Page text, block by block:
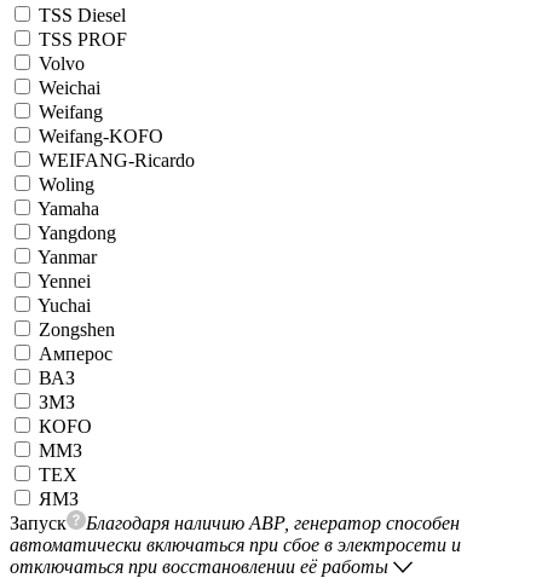
TSS Diesel
TSS PROF
Volvo
Weichai
Weifang
Weifang-KOFO
WEIFANG-Ricardo
Woling
Yamaha
Yangdong
Yanmar
Yennei
Yuchai
Zongshen
Амперос
ВАЗ
ЗМЗ
КОFO
ММЗ
ТЕХ
ЯМЗ
Запуск
Благодаря наличию АВР, генератор способен
автоматически включаться при сбое в электросети и
отключаться при восстановлении её работы